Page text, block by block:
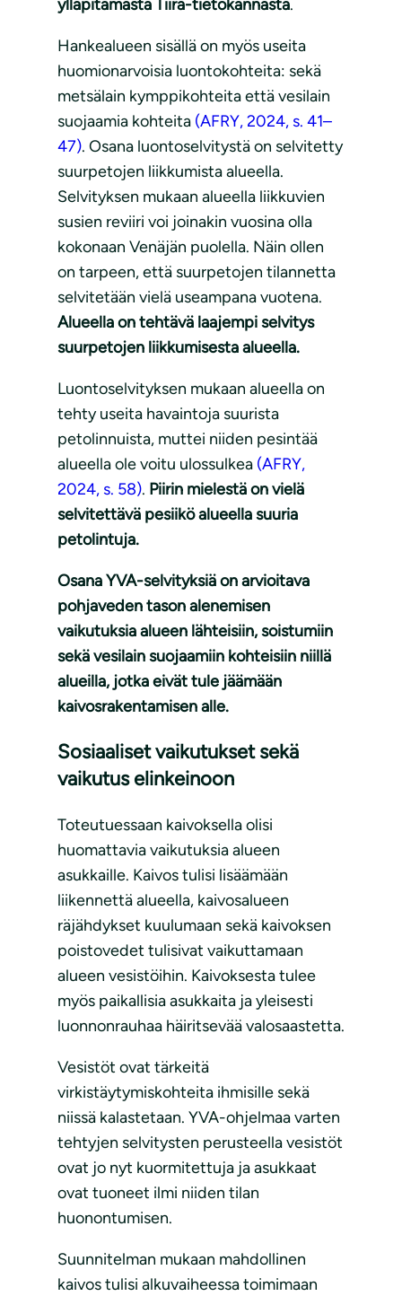
ylläpitämästä Tiira-tietokannasta.
Hankealueen sisällä on myös useita
huomionarvoisia luontokohteita: sekä
metsälain kymppikohteita että vesilain
suojaamia kohteita (AFRY, 2024, s. 41–
47). Osana luontoselvitystä on selvitetty
suurpetojen liikkumista alueella.
Selvityksen mukaan alueella liikkuvien
susien reviiri voi joinakin vuosina olla
kokonaan Venäjän puolella. Näin ollen
on tarpeen, että suurpetojen tilannetta
selvitetään vielä useampana vuotena.
Alueella on tehtävä laajempi selvitys
suurpetojen liikkumisesta alueella.
Luontoselvityksen mukaan alueella on
tehty useita havaintoja suurista
petolinnuista, muttei niiden pesintää
alueella ole voitu ulossulkea (AFRY,
2024, s. 58). Piirin mielestä on vielä
selvitettävä pesiikö alueella suuria
petolintuja.
Osana YVA-selvityksiä on arvioitava
pohjaveden tason alenemisen
vaikutuksia alueen lähteisiin, soistumiin
sekä vesilain suojaamiin kohteisiin niillä
alueilla, jotka eivät tule jäämään
kaivosrakentamisen alle.
Sosiaaliset vaikutukset sekä
vaikutus elinkeinoon
Toteutuessaan kaivoksella olisi
huomattavia vaikutuksia alueen
asukkaille. Kaivos tulisi lisäämään
liikennettä alueella, kaivosalueen
räjähdykset kuulumaan sekä kaivoksen
poistovedet tulisivat vaikuttamaan
alueen vesistöihin. Kaivoksesta tulee
myös paikallisia asukkaita ja yleisesti
luonnonrauhaa häiritsevää valosaastetta.
Vesistöt ovat tärkeitä
virkistäytymiskohteita ihmisille sekä
niissä kalastetaan. YVA-ohjelmaa varten
tehtyjen selvitysten perusteella vesistöt
ovat jo nyt kuormitettuja ja asukkaat
ovat tuoneet ilmi niiden tilan
huonontumisen.
Suunnitelman mukaan mahdollinen
kaivos tulisi alkuvaiheessa toimimaan